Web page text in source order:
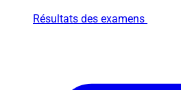
Résultats des examens